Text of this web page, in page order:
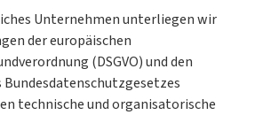
Unternehmen unterliegen wir
der europäischen
(DSGVO) und den
Bundesdatenschutzgesetzes
technische und organisatorische